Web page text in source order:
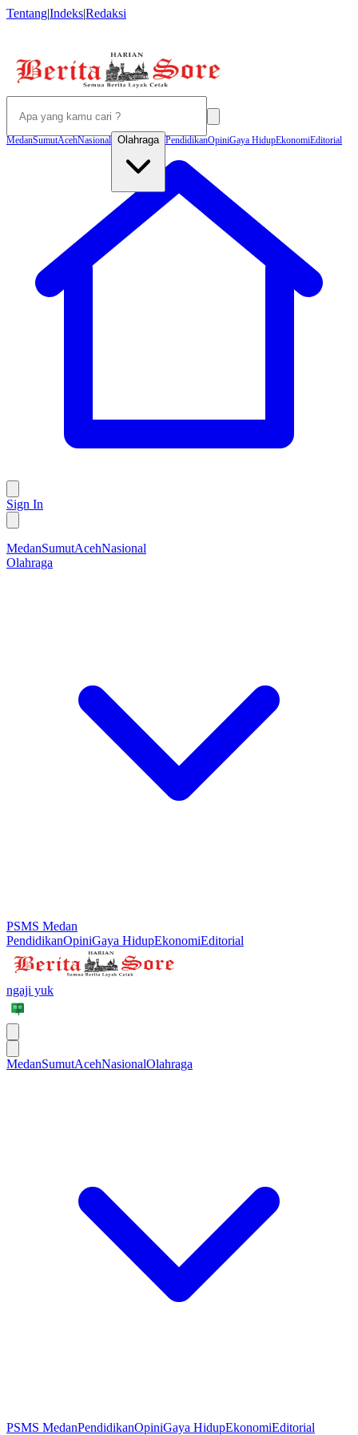
Tentang|Indeks|Redaksi
MedanSumutAcehNasional Olahraga PendidikanOpiniGaya HidupEkonomiEditorial
Sign In
MedanSumutAcehNasional
Olahraga
PSMS Medan
PendidikanOpiniGaya HidupEkonomiEditorial
ngaji yuk
MedanSumutAcehNasionalOlahraga
PSMS MedanPendidikanOpiniGaya HidupEkonomiEditorial